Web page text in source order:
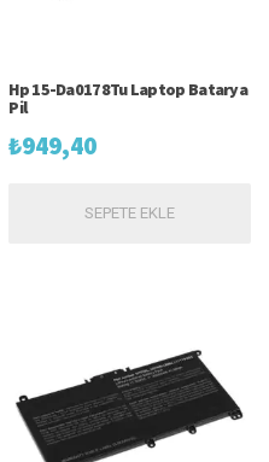
Hp 15-Da0178Tu Laptop Batarya
Pil
₺949,40
SEPETE EKLE